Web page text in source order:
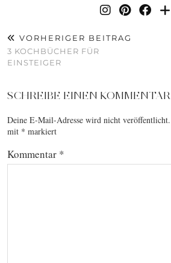
VORHERIGER BEITRAG
3 KOCHBÜCHER FÜR
EINSTEIGER
SCHREIBE EINEN KOMMENTAR
Deine E-Mail-Adresse wird nicht veröffentlicht.
mit * markiert
Kommentar *